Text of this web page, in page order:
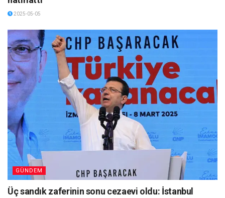
2025-05-05
GÜNDEM
Üç sandık zaferinin sonu cezaevi oldu: İstanbul